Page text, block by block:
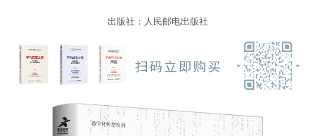
出版社：人民邮电出版社